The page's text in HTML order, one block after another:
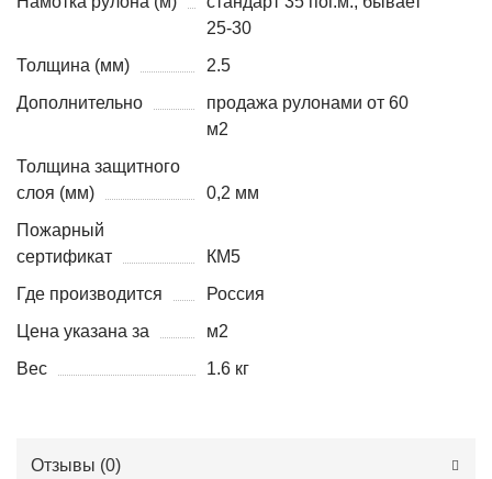
25-30
Толщина (мм)
2.5
Дополнительно
продажа рулонами от 60
м2
Толщина защитного
слоя (мм)
0,2 мм
Пожарный
сертификат
КМ5
Где производится
Россия
Цена указана за
м2
Вес
1.6 кг
Отзывы (0)